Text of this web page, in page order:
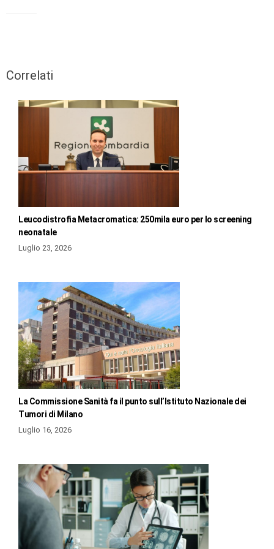
Correlati
Leucodistrofia Metacromatica: 250mila euro per lo screening
neonatale
Luglio 23, 2026
La Commissione Sanità fa il punto sull’Istituto Nazionale dei
Tumori di Milano
Luglio 16, 2026